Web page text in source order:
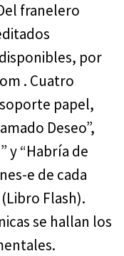
franelero
por
. Cuatro
papel,
Deseo”,
y “Habría de
e de cada
Flash).
se hallan los